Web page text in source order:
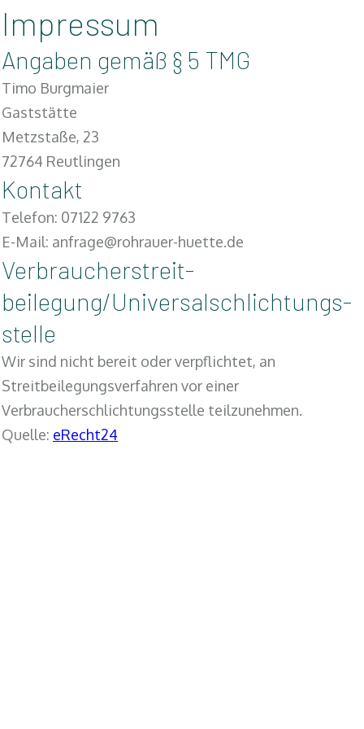
Impressum
Angaben gemäß § 5 TMG
Timo Burgmaier
Gaststätte
Metzstaße, 23
72764 Reutlingen
Kontakt
Telefon: 07122 9763
E-Mail: anfrage@rohrauer-huette.de
Verbraucher­streit­
beilegung/Universal­schlichtungs­
stelle
Wir sind nicht bereit oder verpflichtet, an
Streitbeilegungsverfahren vor einer
Verbraucherschlichtungsstelle teilzunehmen.
Quelle: eRecht24